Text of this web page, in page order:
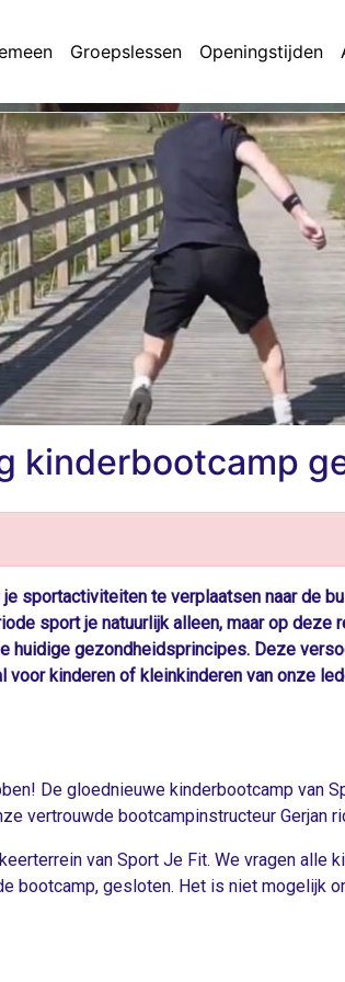
Groepslessen Openingstijden
kinderbootcamp
sportactiviteiten te verplaatsen naar de
sport je natuurlijk alleen, maar op
huidige gezondheidsprincipes. Deze
kinderen of kleinkinderen van onze
De gloednieuwe kinderbootcamp van
vertrouwde bootcampinstructeur
van Sport Je Fit. We vragen alle
bootcamp, gesloten. Het is niet mogelijk